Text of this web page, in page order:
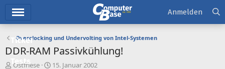
Ticker
Tests
Anmelden
Overclocking und Undervolting von Intel-Systemen
DDR-RAM Passivkühlung!
E
Ostfriese
E15. Januar 2002